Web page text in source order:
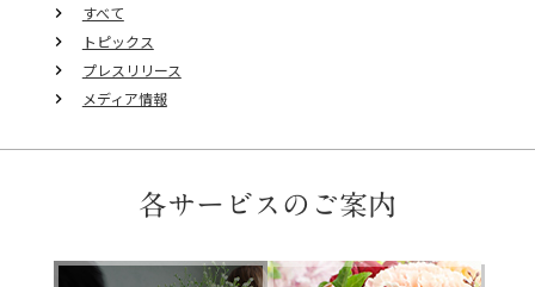
keyboard_arrow_right すべて
keyboard_arrow_right トピックス
keyboard_arrow_right プレスリリース
keyboard_arrow_right メディア情報
各サービスのご案内